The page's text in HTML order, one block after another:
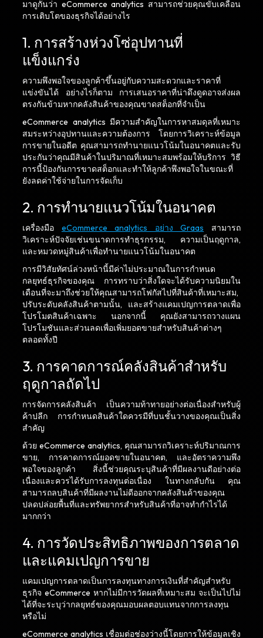
มาดูกันว่า eCommerce analytics สามารถช่วยคุณขับเคลื่อน
การเติบโตของธุรกิจได้อย่างไร
1. การสร้างห่วงโซ่อุปทานที่
แข็งแกร่ง
ความพึงพอใจของลูกค้าขึ้นอยู่กับความสะดวกและราคาที่
แข่งขันได้ อย่างไรก็ตาม การเสนอราคาที่น่าดึงดูดอาจส่งผล
ตรงกันข้ามหากคลังสินค้าของคุณขาดสต็อกที่จำเป็น
eCommerce analytics มีความสำคัญในการหาสมดุลที่เหมาะ
สมระหว่างอุปทานและความต้องการ โดยการวิเคราะห์ข้อมูล
การขายในอดีต คุณสามารถทำนายแนวโน้มในอนาคตและรับ
ประกันว่าคุณมีสินค้าในปริมาณที่เหมาะสมพร้อมให้บริการ วิธี
การนี้ป้องกันการขาดสต็อกและทำให้ลูกค้าพึงพอใจในขณะที่
ยังลดค่าใช้จ่ายในการจัดเก็บ
2. การทำนายแนวโน้มในอนาคต
เครื่องมือ eCommerce analytics อย่าง Graas สามารถ
วิเคราะห์ปัจจัยเช่นขนาดการทำธุรกรรม, ความเป็นฤดูกาล,
และหมวดหมู่สินค้าเพื่อทำนายแนวโน้มในอนาคต
การมีวิสัยทัศน์ล่วงหน้านี้มีค่าไม่ประมาณในการกำหนด
กลยุทธ์ธุรกิจของคุณ การทราบว่าสิ่งใดจะได้รับความนิยมใน
เดือนที่จะมาถึงช่วยให้คุณสามารถโฟกัสไปที่สินค้าที่เหมาะสม,
ปรับระดับคลังสินค้าตามนั้น, และสร้างแคมเปญการตลาดเพื่อ
โปรโมตสินค้าเฉพาะ นอกจากนี้ คุณยังสามารถวางแผน
โปรโมชันและส่วนลดเพื่อเพิ่มยอดขายสำหรับสินค้าต่างๆ
ตลอดทั้งปี
3. การคาดการณ์คลังสินค้าสำหรับ
ฤดูกาลถัดไป
การจัดการคลังสินค้า เป็นความท้าทายอย่างต่อเนื่องสำหรับผู้
ค้าปลีก การกำหนดสินค้าใดควรมีที่บนชั้นวางของคุณเป็นสิ่ง
สำคัญ
ด้วย eCommerce analytics, คุณสามารถวิเคราะห์ปริมาณการ
ขาย, การคาดการณ์ยอดขายในอนาคต, และอัตราความพึง
พอใจของลูกค้า สิ่งนี้ช่วยคุณระบุสินค้าที่มีผลงานดีอย่างต่อ
เนื่องและควรได้รับการลงทุนต่อเนื่อง ในทางกลับกัน คุณ
สามารถลบสินค้าที่มีผลงานไม่ดีออกจากคลังสินค้าของคุณ
ปลดปล่อยพื้นที่และทรัพยากรสำหรับสินค้าที่อาจทำกำไรได้
มากกว่า
4. การวัดประสิทธิภาพของการตลาด
และแคมเปญการขาย
แคมเปญการตลาดเป็นการลงทุนทางการเงินที่สำคัญสำหรับ
ธุรกิจ eCommerce หากไม่มีการวัดผลที่เหมาะสม จะเป็นไปไม่
ได้ที่จะระบุว่ากลยุทธ์ของคุณมอบผลตอบแทนจากการลงทุน
หรือไม่
eCommerce analytics เชื่อมต่อช่องว่างนี้โดยการให้ข้อมูลเชิง